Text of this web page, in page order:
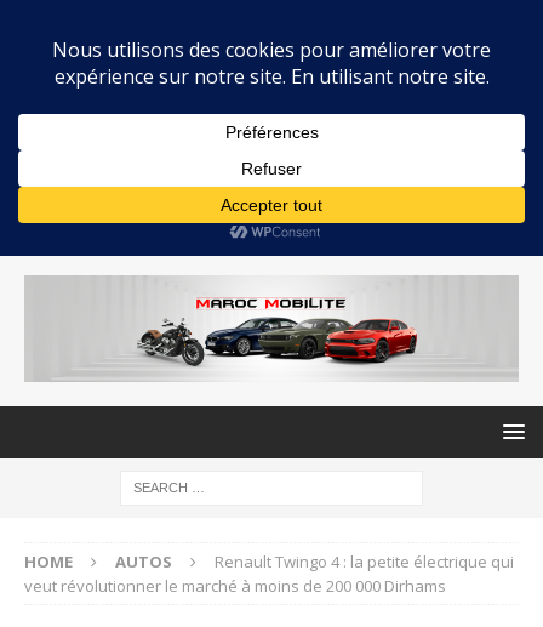
MAROC MOBILITE
INFOS AUTOMOBILE AU MAROC
HOME AUTOS
Renault Twingo 4 : la petite électrique qui
veut révolutionner le marché à moins de 200 000 Dirhams